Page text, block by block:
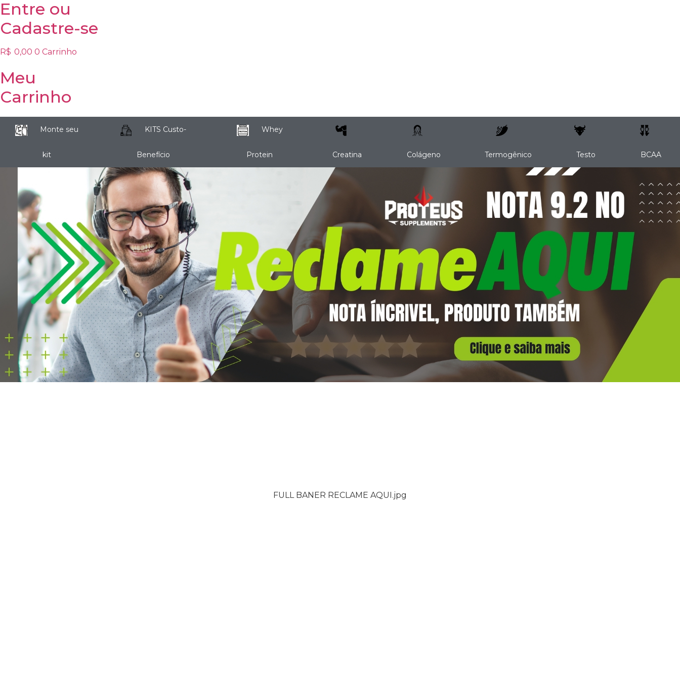
Entre ou
Cadastre-se
R$ 0,00 0 Carrinho
Meu
Carrinho
Monte seu
kit
KITS Custo-
Benefício
Whey
Protein Creatina Colágeno Termogênico Testo BCAA
FULL BANER RECLAME AQUI.jpg